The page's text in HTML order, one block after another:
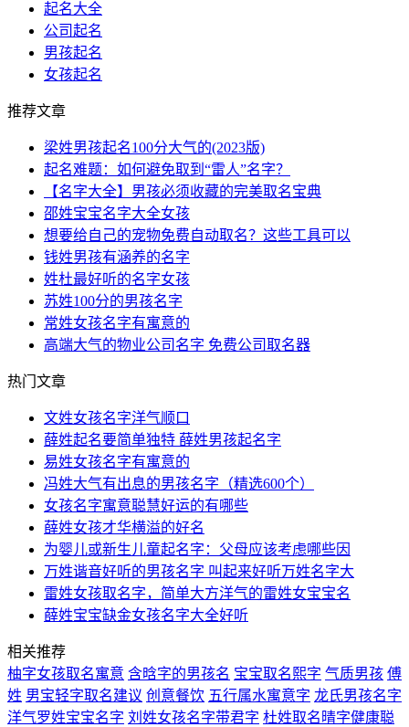
起名大全
公司起名
男孩起名
女孩起名
推荐文章
梁姓男孩起名100分大气的(2023版)
起名难题：如何避免取到“雷人”名字？
【名字大全】男孩必须收藏的完美取名宝典
邵姓宝宝名字大全女孩
想要给自己的宠物免费自动取名？这些工具可以
钱姓男孩有涵养的名字
姓杜最好听的名字女孩
苏姓100分的男孩名字
常姓女孩名字有寓意的
高端大气的物业公司名字 免费公司取名器
热门文章
文姓女孩名字洋气顺口
薛姓起名要简单独特 薛姓男孩起名字
易姓女孩名字有寓意的
冯姓大气有出息的男孩名字（精选600个）
女孩名字寓意聪慧好运的有哪些
薛姓女孩才华横溢的好名
为婴儿或新生儿童起名字：父母应该考虑哪些因
万姓谐音好听的男孩名字 叫起来好听万姓名字大
雷姓女孩取名字，简单大方洋气的雷姓女宝宝名
薛姓宝宝缺金女孩名字大全好听
相关推荐
柚字女孩取名寓意 含晗字的男孩名 宝宝取名熙字 气质男孩 傅
姓 男宝轻字取名建议 创意餐饮 五行属水寓意字 龙氏男孩名字
洋气罗姓宝宝名字 刘姓女孩名字带君字 杜姓取名晴字健康聪